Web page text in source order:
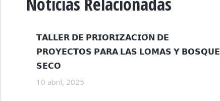
𝗧𝗔𝗟𝗟𝗘𝗥 𝗗𝗘 𝗣𝗥𝗜𝗢𝗥𝗜𝗭𝗔𝗖𝗜𝗢́𝗡 𝗗𝗘
𝗣𝗥𝗢𝗬𝗘𝗖𝗧𝗢𝗦 𝗣𝗔𝗥𝗔 𝗟𝗔𝗦 𝗟𝗢𝗠𝗔𝗦 𝗬 𝗕𝗢𝗦𝗤𝗨𝗘
𝗦𝗘𝗖𝗢
10 abril, 2025